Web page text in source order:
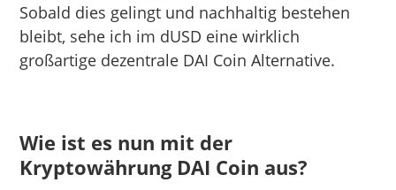
Sobald dies gelingt und nachhaltig bestehen
bleibt, sehe ich im dUSD eine wirklich
großartige dezentrale DAI Coin Alternative.
Wie ist es nun mit der
Kryptowährung DAI Coin aus?